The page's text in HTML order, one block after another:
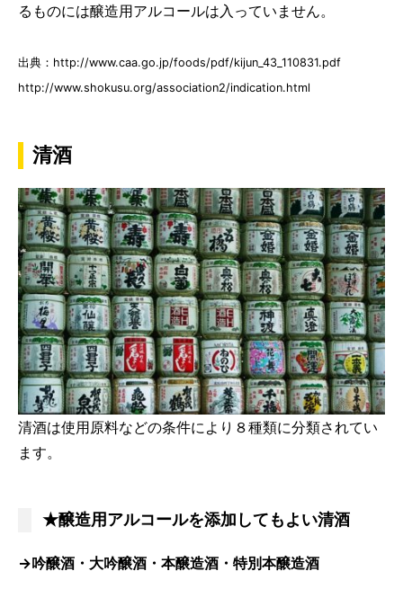
るものには醸造用アルコールは入っていません。
出典：http://www.caa.go.jp/foods/pdf/kijun_43_110831.pdf
http://www.shokusu.org/association2/indication.html
清酒
清酒は使用原料などの条件により８種類に分類されてい
ます。
★醸造用アルコールを添加してもよい清酒
→吟醸酒・大吟醸酒・本醸造酒・特別本醸造酒